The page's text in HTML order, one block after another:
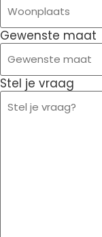
Gewenste maat
Stel je vraag